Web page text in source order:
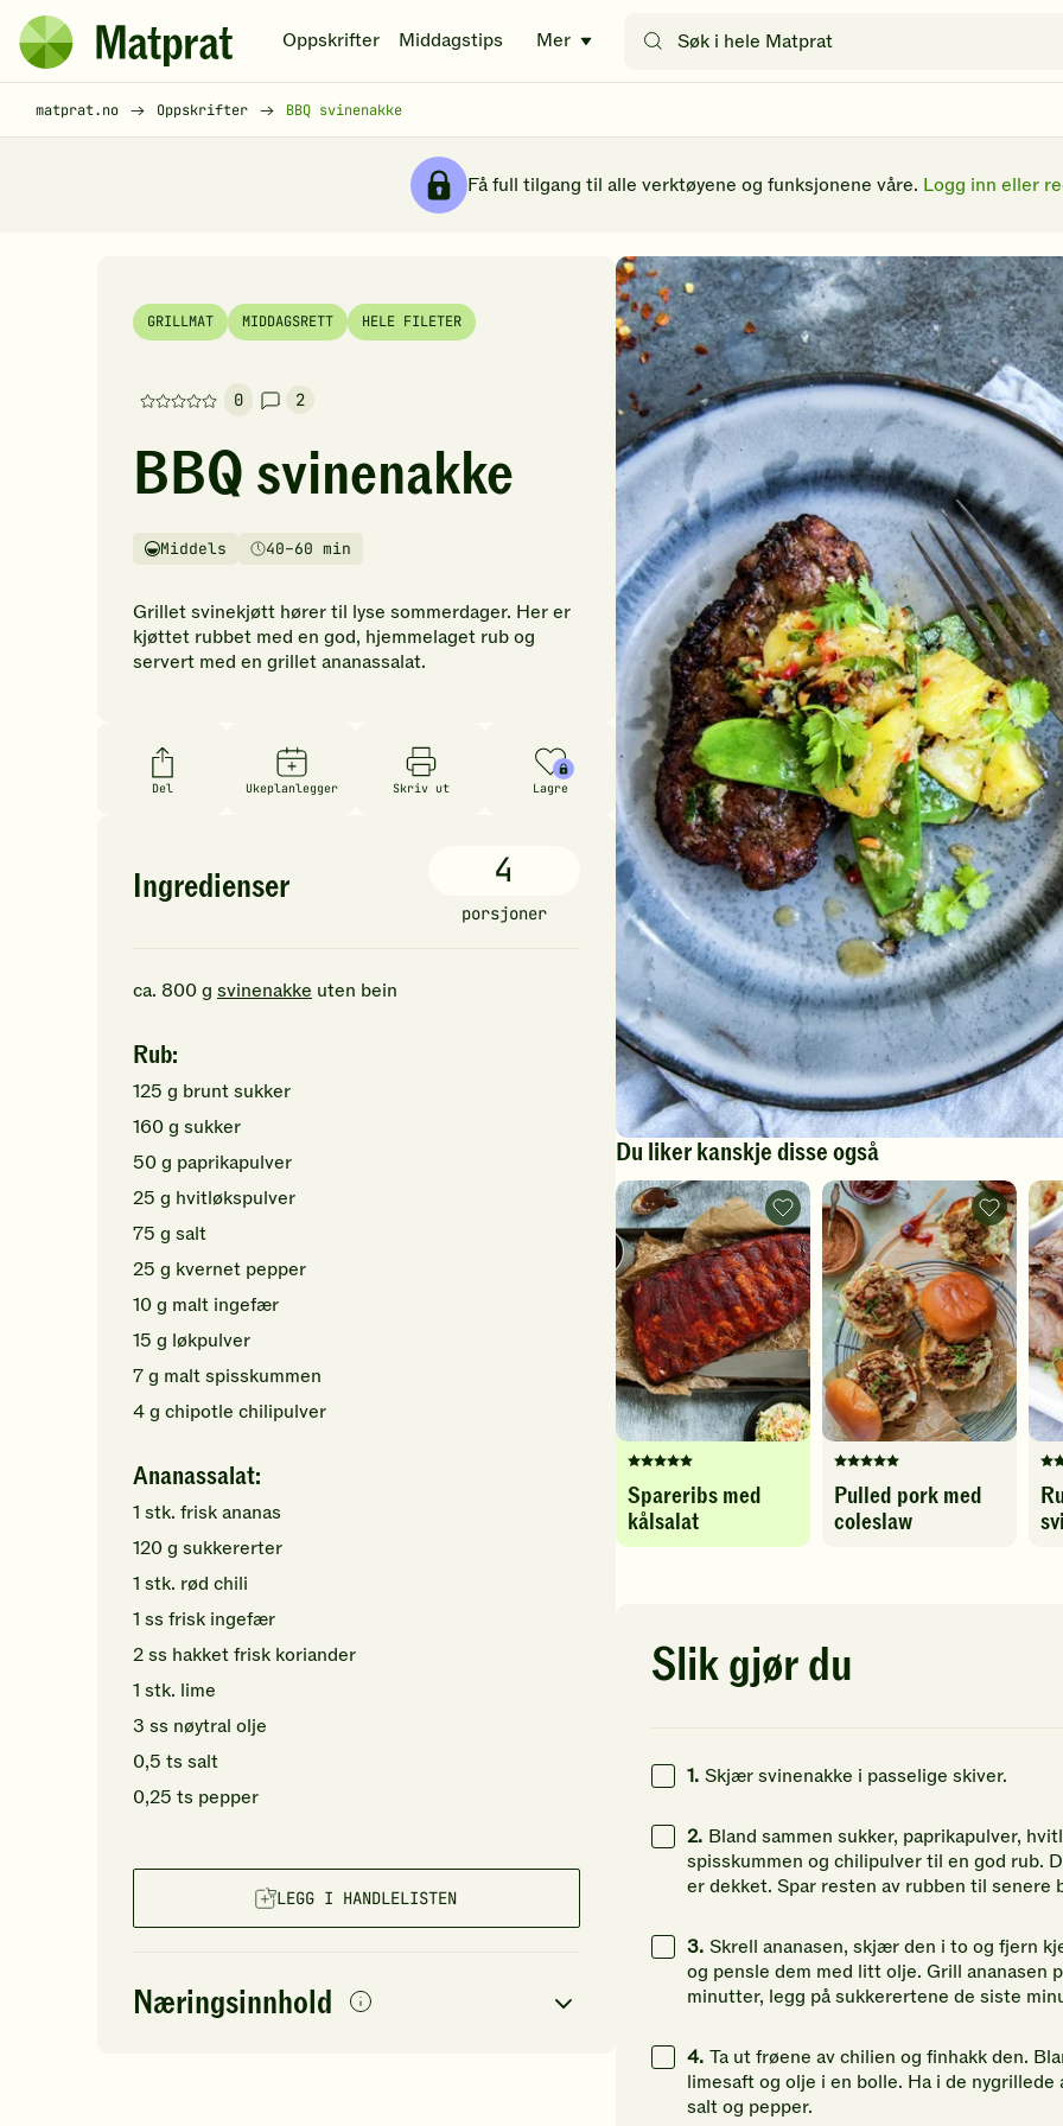
Hopp til hovedinnhold
Matprat
hjemmeside
Oppskrifter Middagstips Mer
etter
matprat.no Oppskrifter BBQ svinenakke
Få full tilgang til alle verktøyene og funksjonene våre. Logg inn eller
GRILLMAT MIDDAGSRETT HELE FILETER
0
Denne
har
foreløpig
vurderinger.
første
til
å
oppskriften.
2
BBQ svinenakke
Vanskelighetsgrad
Middels
Tilberedningstid40–60 min
Grillet svinekjøtt hører til lyse sommerdager. Her er
kjøttet rubbet med en god, hjemmelaget rub og
servert med en grillet ananassalat.
Del Ukeplanlegger Skriv ut Lagre
Ingredienser 4
porsjoner
ca. 800g svinenakke uten bein
Rub:
125 g brunt sukker
160g sukker
50g paprikapulver
25 g hvitløkspulver
75 g salt
25 g kvernet pepper
10g malt ingefær
15 g løkpulver
7g malt spisskummen
4g chipotle chilipulver
Ananassalat:
1 stk. frisk ananas
120g sukkererter
1 stk. rød chili
1 ss frisk ingefær
2ss hakketfrisk koriander
1 stk. lime
3 ss nøytral olje
0,5 ts salt
0,25 ts pepper
LEGG I HANDLELISTEN
Næringsinnhold
Du liker kanskje disse også
Denne
oppskriften
har
fått
stjerner.
Klikk
din
vurdering.
Spareribs med
kålsalat
Spareribs
med
kålsalat
-
legg
til
favoritter
Denne
oppskriften
har
Klikk
din
vurdering.
Pulled pork med
coleslaw
Pulled
pork
med
coleslaw
-
legg
til
favoritter
Slik gjør du
1. Skjær svinenakke i passelige skiver.
2. Bland sammen sukker, paprikapulver,
spisskummen og chilipulver til en god rub.
er dekket. Spar resten av rubben til senere
3. Skrell ananasen, skjær den i to og fjern
og pensle dem med litt olje. Grill ananasen
minutter, legg på sukkerertene de siste
4. Ta ut frøene av chilien og finhakk den.
limesaft og olje i en bolle. Ha i de
salt og pepper.